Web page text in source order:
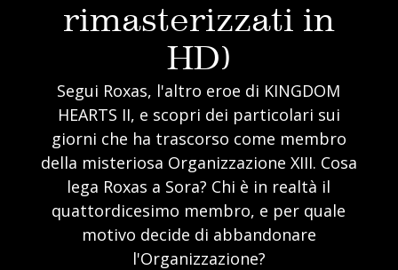
rimasterizzati in
HD)
Segui Roxas, l'altro eroe di KINGDOM
HEARTS II, e scopri dei particolari sui
giorni che ha trascorso come membro
della misteriosa Organizzazione XIII. Cosa
lega Roxas a Sora? Chi è in realtà il
quattordicesimo membro, e per quale
motivo decide di abbandonare
l'Organizzazione?